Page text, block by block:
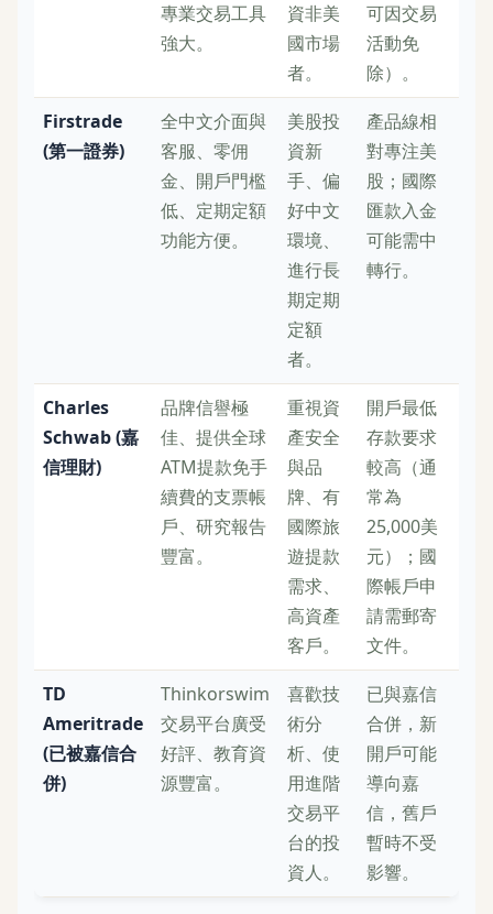
專業交易工具
強大。
資非美
國市場
者。
可因交易
活動免
除）。
Firstrade
(第一證券)
全中文介面與
客服、零佣
金、開戶門檻
低、定期定額
功能方便。
美股投
資新
手、偏
好中文
環境、
進行長
期定期
定額
者。
產品線相
對專注美
股；國際
匯款入金
可能需中
轉行。
Charles
Schwab (嘉
信理財)
品牌信譽極
佳、提供全球
ATM提款免手
續費的支票帳
戶、研究報告
豐富。
重視資
產安全
與品
牌、有
國際旅
遊提款
需求、
高資產
客戶。
開戶最低
存款要求
較高（通
常為
25,000美
元）；國
際帳戶申
請需郵寄
文件。
TD
Ameritrade
(已被嘉信合
併)
Thinkorswim
交易平台廣受
好評、教育資
源豐富。
喜歡技
術分
析、使
用進階
交易平
台的投
資人。
已與嘉信
合併，新
開戶可能
導向嘉
信，舊戶
暫時不受
影響。